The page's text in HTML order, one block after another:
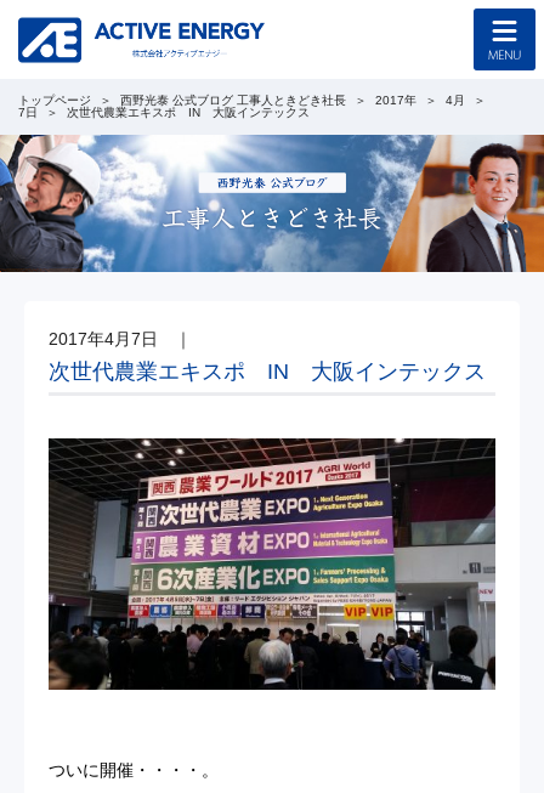
トップページ 西野光泰 公式ブログ 工事人ときどき社長 2017年
4月
7日
次世代農業エキスポ IN 大阪インテックス
2017年4月7日 ｜
次世代農業エキスポ IN 大阪インテックス
ついに開催・・・・。
トップページ
コンセプト
企業情報
協力会社募集
新着情報
西野光泰 公式ブログ
お問い合わせ
プライバシーポリシー サイトマップ